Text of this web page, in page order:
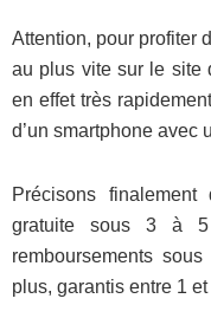
Attention, pour profiter
au plus vite sur le site
en effet très
d’un smartphone avec
Précisons finalement
gratuite sous 3 à
remboursements
plus, garantis entre 1